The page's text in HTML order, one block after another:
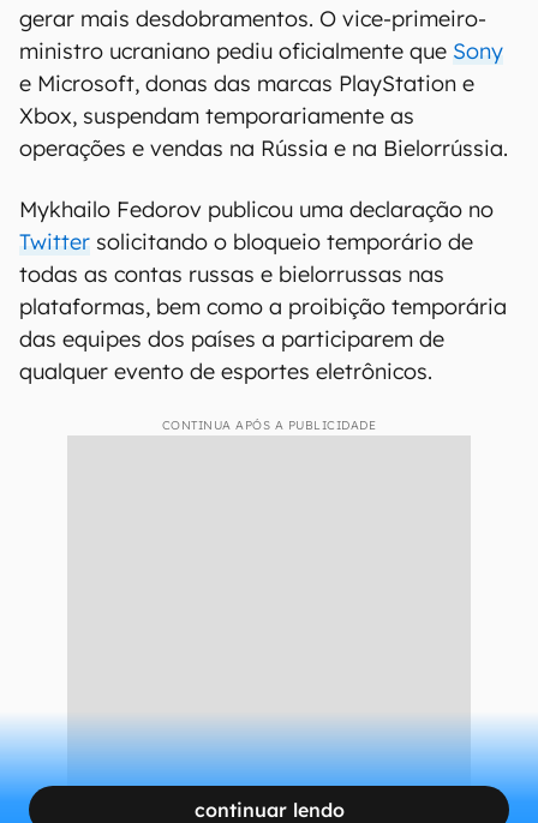
gerar mais desdobramentos. O vice-primeiro-
ministro ucraniano pediu oficialmente que Sony
e Microsoft, donas das marcas PlayStation e
Xbox, suspendam temporariamente as
operações e vendas na Rússia e na Bielorrússia.
Mykhailo Fedorov publicou uma declaração no
Twitter solicitando o bloqueio temporário de
todas as contas russas e bielorrussas nas
plataformas, bem como a proibição temporária
das equipes dos países a participarem de
qualquer evento de esportes eletrônicos.
CONTINUA APÓS A PUBLICIDADE
continuar lendo